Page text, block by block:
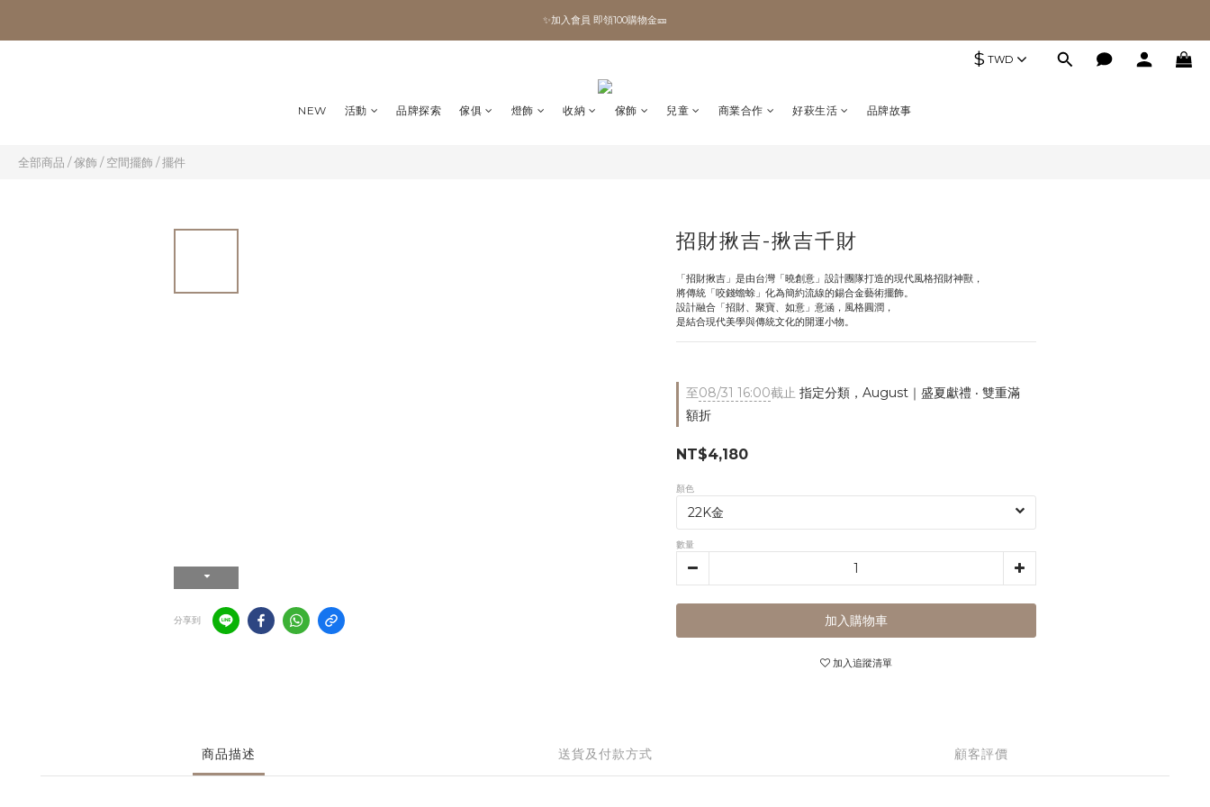
✨加入會員 即領100購物金🎫
✨加入會員 即領100購物金🎫
$ TWD
NEW 活動 品牌探索 傢俱 燈飾 收納 傢飾 兒童 商業合作 好萩生活 品牌故事
全部商品 /傢飾 /空間擺飾 /擺件
分享到
招財揪吉-揪吉千財
「招財揪吉」是由台灣「曉創意」設計團隊打造的現代風格招財神獸，
將傳統「咬錢蟾蜍」化為簡約流線的錫合金藝術擺飾。
設計融合「招財、聚寶、如意」意涵，風格圓潤，
是結合現代美學與傳統文化的開運小物。
至08/31 16:00截止 指定分類，August｜盛夏獻禮 ‧ 雙重滿
額折
NT$4,180
顏色
數量
加入購物車
加入追蹤清單
商品描述 送貨及付款方式 顧客評價